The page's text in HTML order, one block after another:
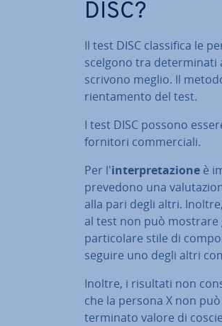
DISC?
Il test DISC clas­si­fi­ca le
scelgono tra de­ter­mi­na­ti
scri­vo­no meglio. Il
rien­ta­men­to del test.
I test DISC possono
fornitori com­mer­cia­li.
Per l'in­ter­pre­ta­zio­ne è
prevedono una
alla pari degli altri.
al test non può
par­ti­co­la­re stile di
seguire uno degli altri
Inoltre, i risultati non
che la persona X non
ter­mi­na­to valore di